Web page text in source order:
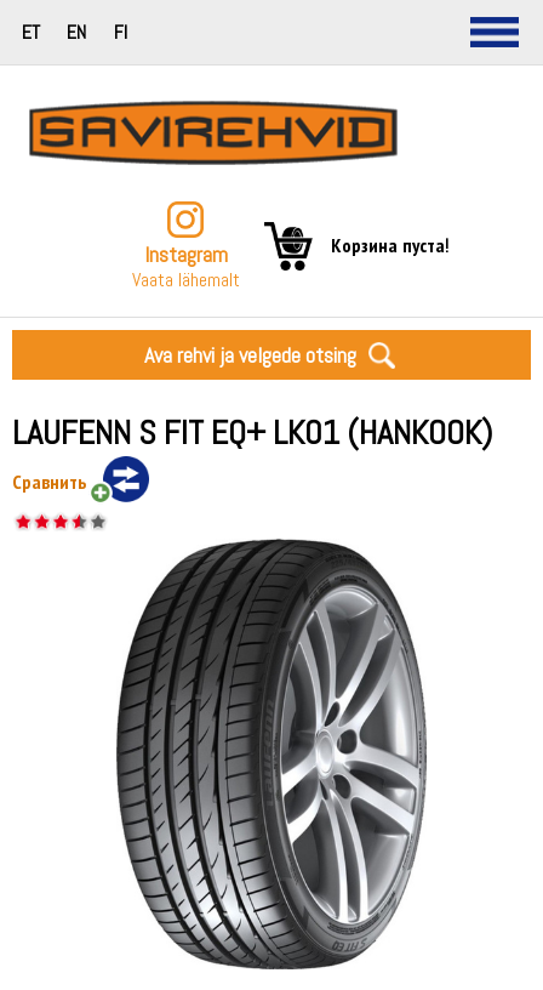
ET EN FI
Instagram
Vaata lähemalt
Корзина пуста!
Ava rehvi ja velgede otsing
LAUFENN S FIT EQ+ LK01 (HANKOOK)
Сравнить